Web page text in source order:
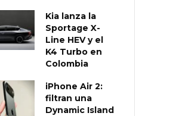
Kia lanza la
Sportage X-
Line HEV y el
K4 Turbo en
Colombia
iPhone Air 2:
filtran una
Dynamic Island